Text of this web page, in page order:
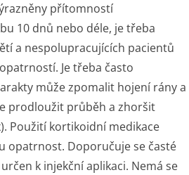
přítomností
10 dnů nebo déle, je třeba
a nespolupracujících pacientů
Je třeba často
může zpomalit hojení rány a
prodloužit průběh a zhoršit
Použití kortikoidní medikace
opatrnost. Doporučuje se časté
k injekční aplikaci. Nemá se